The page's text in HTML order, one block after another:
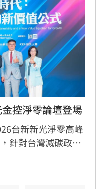
控淨零論壇登場
台新新光淨零高峰
針對台灣減碳政
略進行深度對話。